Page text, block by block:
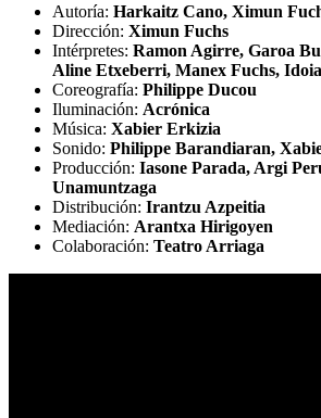
Autoría: Harkaitz Cano, Ximun
Dirección: Ximun Fuchs
Intérpretes: Ramon Agirre, Garoa
Aline Etxeberri, Manex Fuchs,
Coreografía: Philippe Ducou
Iluminación: Acrónica
Música: Xabier Erkizia
Sonido: Philippe Barandiaran,
Producción: Iasone Parada, Argi
Unamuntzaga
Distribución: Irantzu Azpeitia
Mediación: Arantxa Hirigoyen
Colaboración: Teatro Arriaga